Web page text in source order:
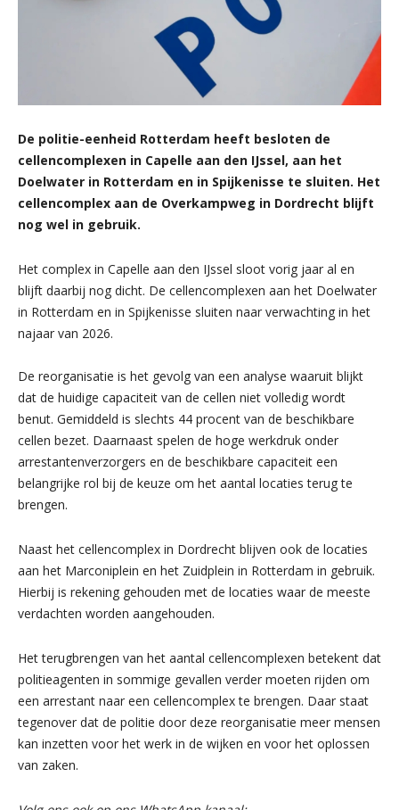
De politie-eenheid Rotterdam heeft besloten de
cellencomplexen in Capelle aan den IJssel, aan het
Doelwater in Rotterdam en in Spijkenisse te sluiten. Het
cellencomplex aan de Overkampweg in Dordrecht blijft
nog wel in gebruik.
Het complex in Capelle aan den IJssel sloot vorig jaar al en
blijft daarbij nog dicht. De cellencomplexen aan het Doelwater
in Rotterdam en in Spijkenisse sluiten naar verwachting in het
najaar van 2026.
De reorganisatie is het gevolg van een analyse waaruit blijkt
dat de huidige capaciteit van de cellen niet volledig wordt
benut. Gemiddeld is slechts 44 procent van de beschikbare
cellen bezet. Daarnaast spelen de hoge werkdruk onder
arrestantenverzorgers en de beschikbare capaciteit een
belangrijke rol bij de keuze om het aantal locaties terug te
brengen.
Naast het cellencomplex in Dordrecht blijven ook de locaties
aan het Marconiplein en het Zuidplein in Rotterdam in gebruik.
Hierbij is rekening gehouden met de locaties waar de meeste
verdachten worden aangehouden.
Het terugbrengen van het aantal cellencomplexen betekent dat
politieagenten in sommige gevallen verder moeten rijden om
een arrestant naar een cellencomplex te brengen. Daar staat
tegenover dat de politie door deze reorganisatie meer mensen
kan inzetten voor het werk in de wijken en voor het oplossen
van zaken.